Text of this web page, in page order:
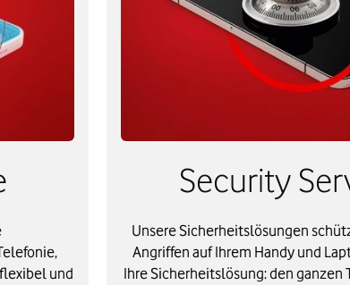
und
Security
Unsere Sicherheitslösungen
Angriffen auf Ihrem Handy und
Ihre Sicherheitslösung: den ganzen